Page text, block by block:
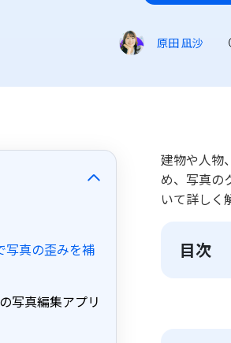
原田 凪沙
真の歪みを補
写真編集アプリ
建物や人物
め、写真の
いて詳しく
目次